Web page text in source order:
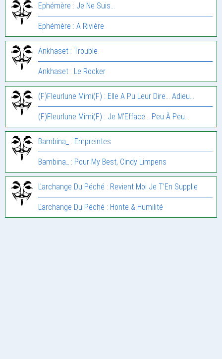
Ephémère : Je Ne Suis…
Ephémère : A Rivière
Ankhaset : Trouble
Ankhaset : Le Rocker
(F)Fleurlune Mimi(F) : Elle A Pu Leur Dire… Adieu…
(F)Fleurlune Mimi(F) : Je M’Efface… Peu À Peu…
Bambina_ : Empreintes
Bambina_ : Pour My Best, Cindy Limpens
L'archange Du Péché : Revient Moi Je T’En Supplie
L'archange Du Péché : Honte & Humilité